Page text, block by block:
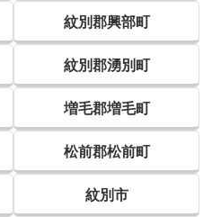
紋別郡興部町
紋別郡湧別町
増毛郡増毛町
松前郡松前町
紋別市